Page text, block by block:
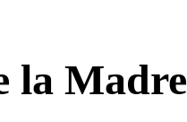
la Madre